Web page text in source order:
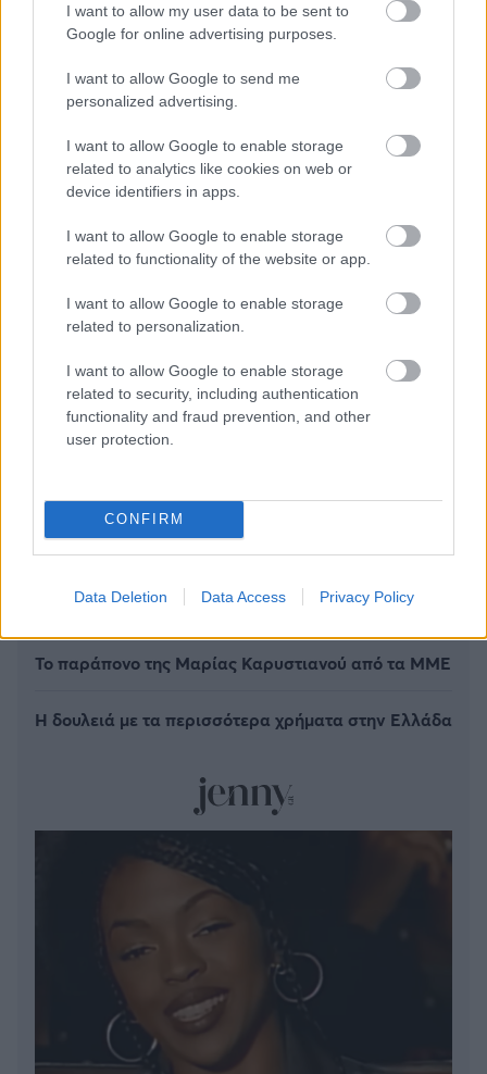
I want to allow my user data to be sent to
Google for online advertising purposes.
I want to allow Google to send me
personalized advertising.
I want to allow Google to enable storage
related to analytics like cookies on web or
device identifiers in apps.
I want to allow Google to enable storage
related to functionality of the website or app.
I want to allow Google to enable storage
related to personalization.
I want to allow Google to enable storage
related to security, including authentication
functionality and fraud prevention, and other
user protection.
CONFIRM
Data Deletion Data Access Privacy Policy
μήνα - «Έχω εγώ τον τρόπο»
Ο πραγματικός λόγος της τουρκικής «απόβασης»
στο Αιγαίο: Γιατί προτιμούν τα ελληνικά νησιά
βρίσκουν τα χρήματα για «μεταγραφές
αεροδρομίου»
Το παράπονο της Μαρίας Καρυστιανού από τα ΜΜΕ
Η δουλειά με τα περισσότερα χρήματα στην Ελλάδα